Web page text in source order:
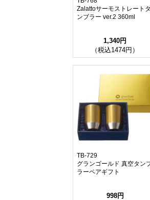
Zalattoサーモストレートタ
ンブラー ver.2 360ml
1,340円
（税込1474円）
TB-729
グランゴールド 真空タン
ラーペアギフト
998円